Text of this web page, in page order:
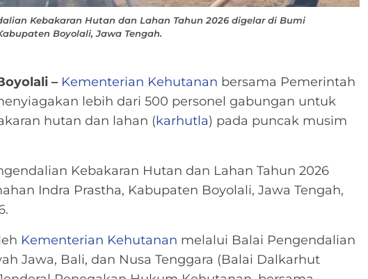
Kebakaran Hutan dan Lahan Tahun 2026 digelar di Bumi
Boyolali, Jawa Tengah.
– Kementerian Kehutanan bersama Pemerintah
lebih dari 500 personel gabungan untuk
hutan dan lahan (karhutla) pada puncak musim
Kebakaran Hutan dan Lahan Tahun 2026
Indra Prastha, Kabupaten Boyolali, Jawa Tengah,
Kementerian Kehutanan melalui Balai Pengendalian
Jawa, Bali, dan Nusa Tenggara (Balai Dalkarhut